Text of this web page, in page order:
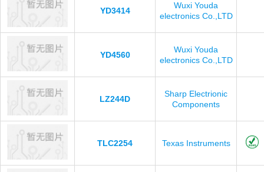
YD3414
Wuxi Youda
electronics Co.,LTD
YD4560
Wuxi Youda
electronics Co.,LTD
LZ244D
Sharp Electrionic
Components
TLC2254 Texas Instruments